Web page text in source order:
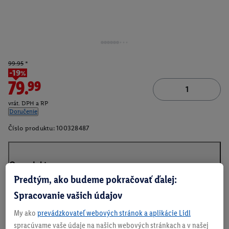
99.95 *
-19%
79.99
vrát. DPH a RP
Doručenie
Číslo produktu: 100328487
O produkte
Predtým, ako budeme pokračovať ďalej:
Spracovanie vašich údajov
My ako prevádzkovateľ webových stránok a aplikácie Lidl
spracúvame vaše údaje na našich webových stránkach a v našej